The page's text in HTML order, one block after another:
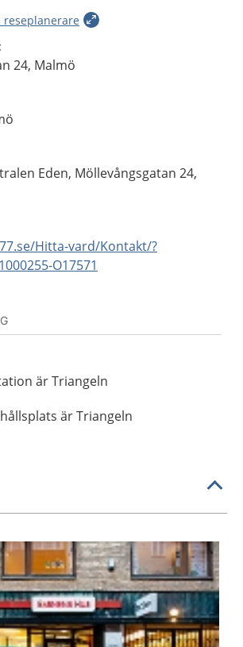
reseplanerare
24, Malmö
Eden, Möllevångsgatan 24,
Hitta-vard/Kontakt/?
O17571
är Triangeln
är Triangeln